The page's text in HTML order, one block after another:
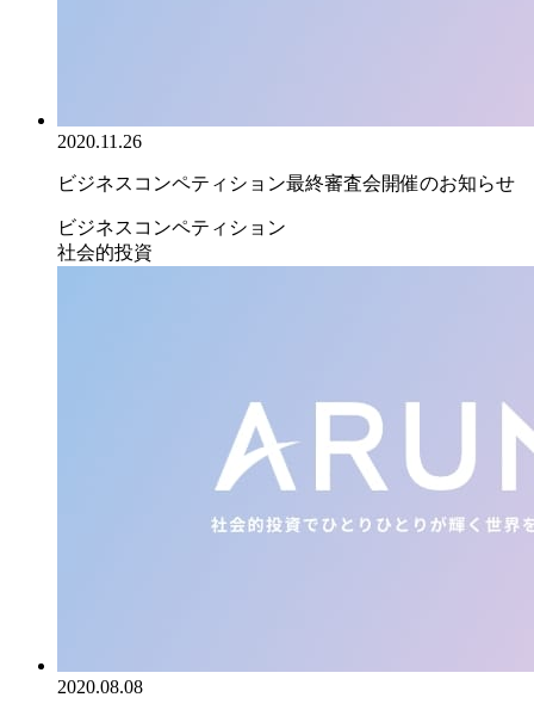
2020.11.26
ビジネスコンペティション最終審査会開催のお知らせ
ビジネスコンペティション
社会的投資
2020.08.08